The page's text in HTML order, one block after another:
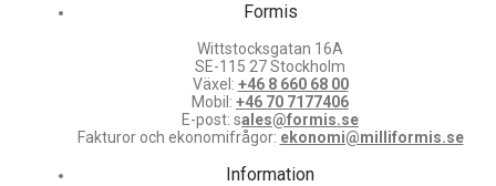
Formis
Wittstocksgatan 16A
SE-115 27 Stockholm
Växel: +46 8 660 68 00
Mobil: +46 70 7177406
E-post: sales@formis.se
Fakturor och ekonomifrågor: ekonomi@milliformis.se
Information